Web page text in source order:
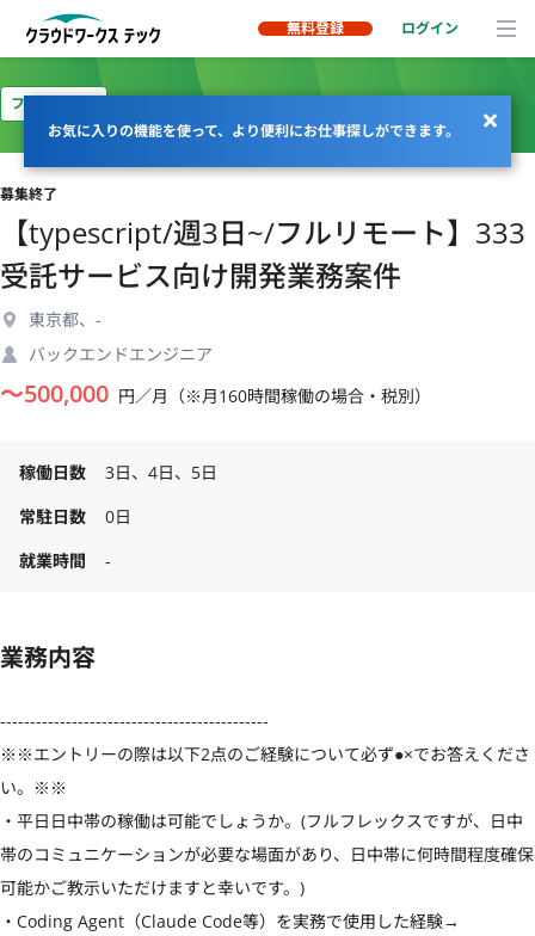
無料登録 ログイン
お気に入りの機能を使って、より便利にお仕事探しができます。
フルリモート
募集終了
【typescript/週3日~/フルリモート】333
受託サービス向け開発業務案件
東京都、-
バックエンドエンジニア
〜500,000 円／月（※月160時間稼働の場合・税別）
稼働日数
3日、4日、5日
常駐日数
0日
就業時間
‐
業務内容
---------------------------------------------
※※エントリーの際は以下2点のご経験について必ず●×でお答えくださ
い。※※
・平日日中帯の稼働は可能でしょうか。(フルフレックスですが、日中
帯のコミュニケーションが必要な場面があり、日中帯に何時間程度確保
可能かご教示いただけますと幸いです。)
・Coding Agent（Claude Code等）を実務で使用した経験→